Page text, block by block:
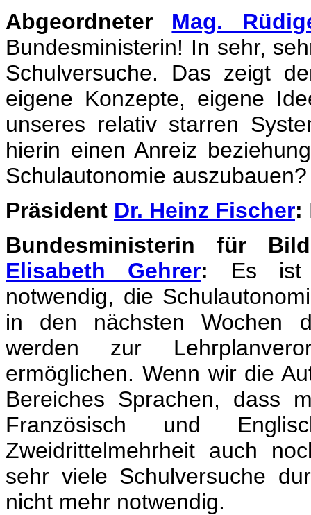
Abgeordneter Mag.
Bundesministerin! In sehr,
Schulversuche. Das zeigt
eigene Konzepte, eigene
unseres relativ starren
hierin einen Anreiz
Schulautonomie auszubauen?
Präsident Dr. Heinz Fischer:
Bundesministerin für
Elisabeth Gehrer: Es ist
notwendig, die
in den nächsten Wochen
werden zur
ermöglichen. Wenn wir die
Bereiches Sprachen, dass
Französisch und
Zweidrittelmehrheit auch
sehr viele Schulversuche
nicht mehr notwendig.